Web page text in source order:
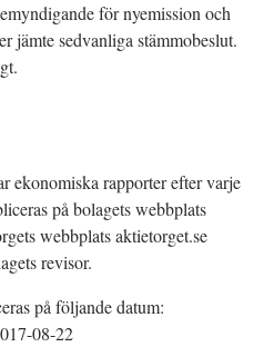
för nyemission och
jämte sedvanliga stämmobeslut.
ekonomiska rapporter efter varje
på bolagets webbplats
webbplats aktietorget.se
revisor.
på följande datum:
08-22